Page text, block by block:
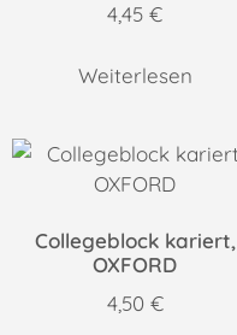
4,45 €
Weiterlesen
Collegeblock kariert,
OXFORD
4,50 €